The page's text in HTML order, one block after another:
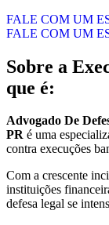
FALE COM UM
FALE COM UM
Sobre a
que é:
Advogado De
PR é uma
contra execuções
Com a crescente
instituições
defesa legal se